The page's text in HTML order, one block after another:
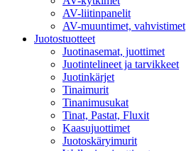
AV-liitinpanelit
AV-muuntimet, vahvistimet
Juotostuotteet
Juotinasemat, juottimet
Juotintelineet ja tarvikkeet
Juotinkärjet
Tinaimurit
Tinanimusukat
Tinat, Pastat, Fluxit
Kaasujuottimet
Juotoskäryimurit